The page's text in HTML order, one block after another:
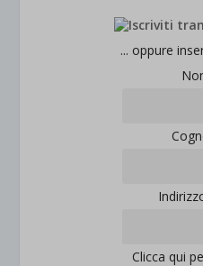
... oppure
Clicca qui